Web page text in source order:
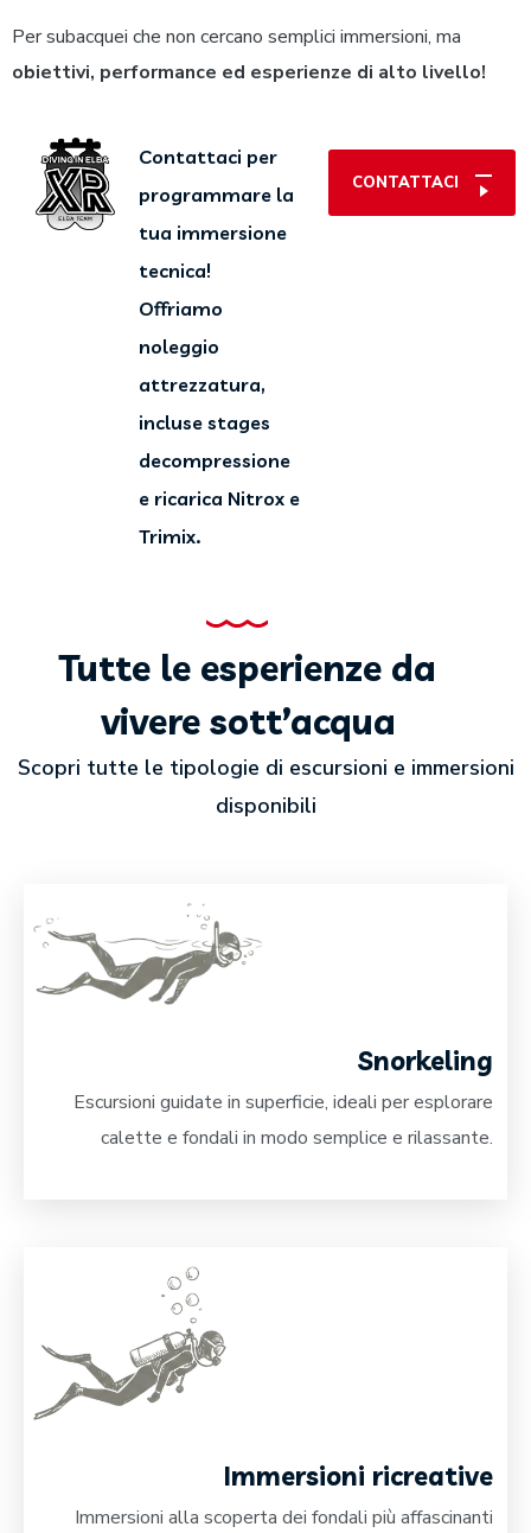
Per subacquei che non cercano semplici immersioni, ma
obiettivi, performance ed esperienze di alto livello!
Contattaci per
programmare la
tua immersione
tecnica!
Offriamo
noleggio
attrezzatura,
incluse stages
decompressione
e ricarica Nitrox e
Trimix.
CONTATTACI
Tutte le esperienze da
vivere sott’acqua
Scopri tutte le tipologie di escursioni e immersioni
disponibili
Snorkeling
Escursioni guidate in superficie, ideali per esplorare
calette e fondali in modo semplice e rilassante.
Immersioni ricreative
Immersioni alla scoperta dei fondali più affascinanti